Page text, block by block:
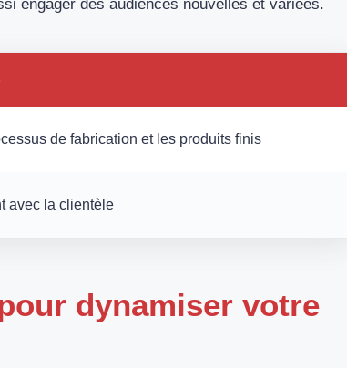
engager des audiences nouvelles et variées.
de fabrication et les produits finis
avec la clientèle
dynamiser votre